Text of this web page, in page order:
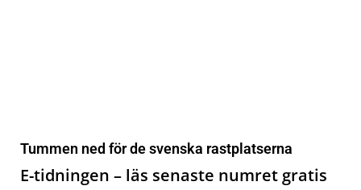
Tummen ned för de svenska rastplatserna
E-tidningen – läs senaste numret gratis